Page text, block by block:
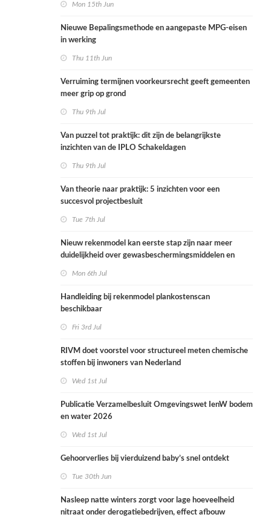
Mon 15th Jun
Nieuwe Bepalingsmethode en aangepaste MPG-eisen
in werking
Thu 11th Jun
Verruiming termijnen voorkeursrecht geeft gemeenten
meer grip op grond
Thu 9th Jul
Van puzzel tot praktijk: dit zijn de belangrijkste
inzichten van de IPLO Schakeldagen
Thu 9th Jul
Van theorie naar praktijk: 5 inzichten voor een
succesvol projectbesluit
Tue 7th Jul
Nieuw rekenmodel kan eerste stap zijn naar meer
duidelijkheid over gewasbeschermingsmiddelen en
Mon 6th Jul
Handleiding bij rekenmodel plankostenscan
beschikbaar
Fri 3rd Jul
RIVM doet voorstel voor structureel meten chemische
stoffen bij inwoners van Nederland
Wed 1st Jul
Publicatie Verzamelbesluit Omgevingswet IenW bodem
en water 2026
Wed 1st Jul
Gehoorverlies bij vierduizend baby’s snel ontdekt
Tue 30th Jun
Nasleep natte winters zorgt voor lage hoeveelheid
nitraat onder derogatiebedrijven, effect afbouw